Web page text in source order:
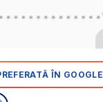
ÎN GOOGLE